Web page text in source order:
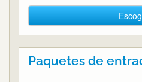
Paquetes de